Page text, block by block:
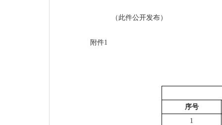
（此件公开发布）
附件1
序号
1